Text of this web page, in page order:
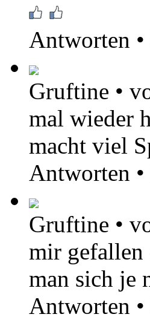
Antworten •
Gruftine •
mal wieder
macht viel
Antworten •
Gruftine •
mir gefallen
man sich je
Antworten •